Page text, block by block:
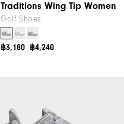
Traditions Wing Tip Women
Golf Shoes
฿4,240
฿3,180